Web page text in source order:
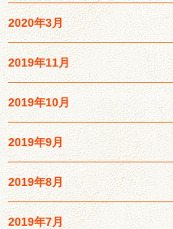
2020年3月
2019年11月
2019年10月
2019年9月
2019年8月
2019年7月